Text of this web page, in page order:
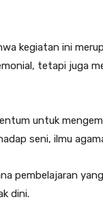
kegiatan ini
tetapi juga
untuk
seni, ilmu
pembelajaran
dini.